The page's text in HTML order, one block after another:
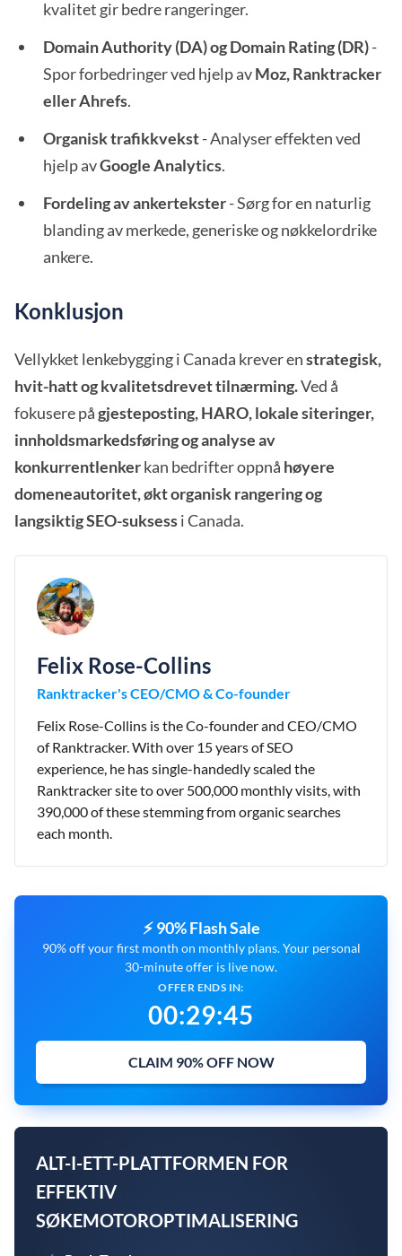
kvalitet gir bedre rangeringer.
Domain Authority (DA) og Domain Rating (DR)-
Spor forbedringer ved hjelp avMoz, Ranktracker
eller Ahrefs.
Organisk trafikkvekst- Analyser effekten ved
hjelp avGoogle Analytics.
Fordeling av ankertekster- Sørg for en naturlig
blanding av merkede, generiske og nøkkelordrike
ankere.
Konklusjon
Vellykket lenkebygging i Canada krever enstrategisk,
hvit-hatt og kvalitetsdrevet tilnærming.Ved å
fokusere pågjesteposting, HARO, lokale siteringer,
innholdsmarkedsføring og analyse av
konkurrentlenkerkan bedrifter oppnå høyere
domeneautoritet, økt organisk rangering og
langsiktig SEO-suksessi Canada.
Felix Rose-Collins
Ranktracker's CEO/CMO & Co-founder
Felix Rose-Collins is the Co-founder and CEO/CMO
of Ranktracker. With over 15 years of SEO
experience, he has single-handedly scaled the
Ranktracker site to over 500,000 monthly visits, with
390,000 of these stemming from organic searches
each month.
⚡ 90% Flash Sale
90% off your first month on monthly plans. Your personal
30-minute offer is live now.
OFFER ENDS IN:
00:29:44
CLAIM 90% OFF NOW
ALT-I-ETT-PLATTFORMEN FOR
EFFEKTIV
SØKEMOTOROPTIMALISERING